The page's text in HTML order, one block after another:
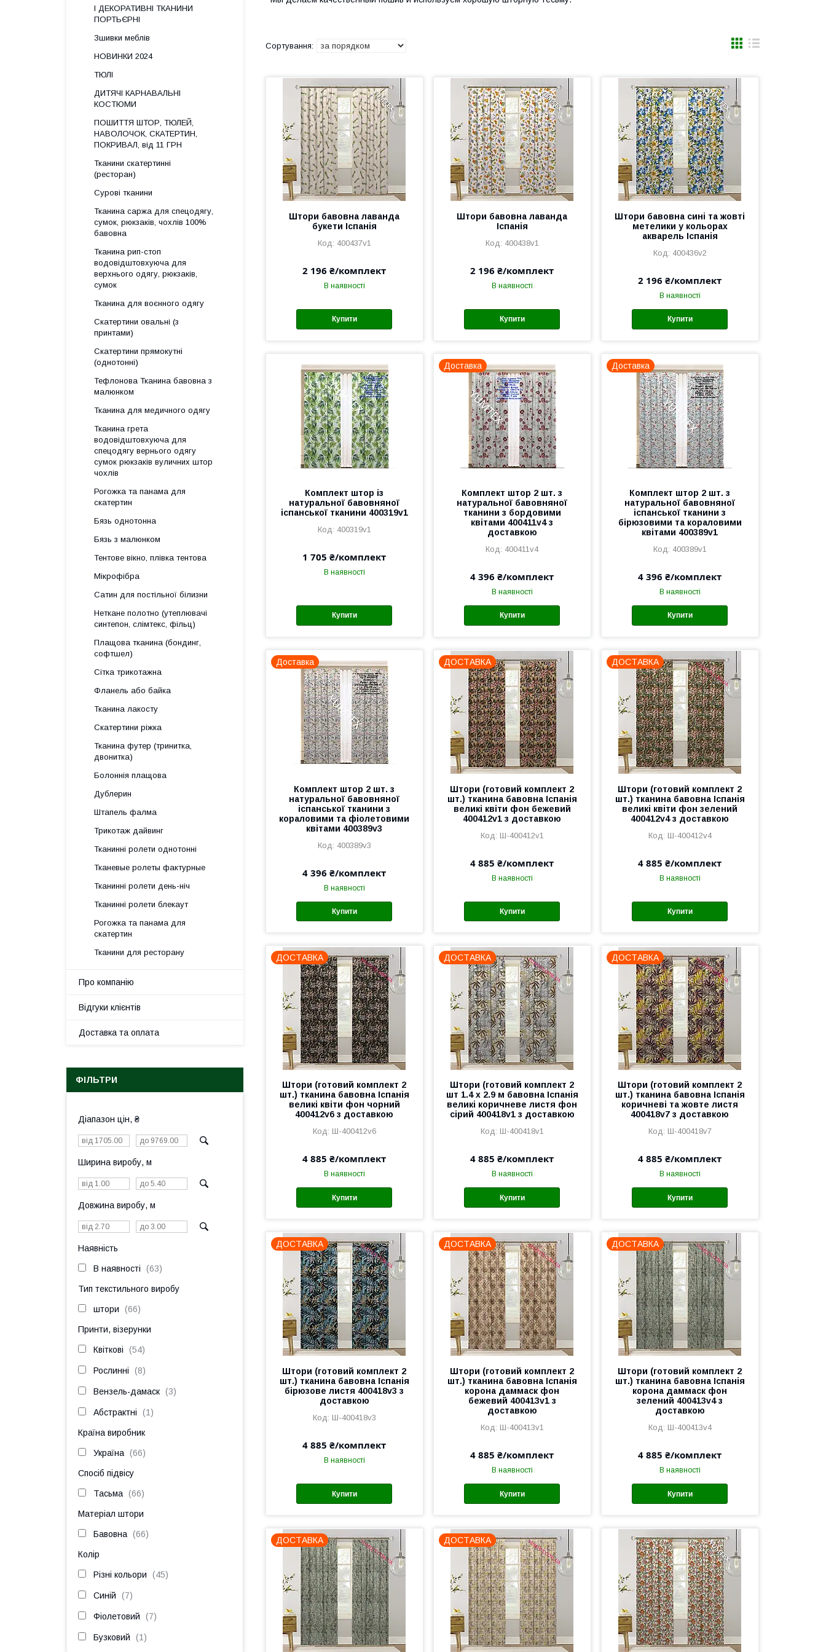
Штори бавовна лаванда
букети Іспанія
400437v1
2 196 ₴/комплект
В наявності
Купити
Штори бавовна лаванда
Іспанія
400438v1
2 196 ₴/комплект
В наявності
Купити
Штори бавовна сині та жовті
метелики у кольорах
акварель Іспанія
400436v2
2 196 ₴/комплект
В наявності
Купити
Комплект штор із
натуральної бавовняної
іспанської тканини 400319v1
400319v1
1 705 ₴/комплект
В наявності
Купити
Доставка
Комплект штор 2 шт. з
натуральної бавовняної
тканини з бордовими
квітами 400411v4 з
доставкою
400411v4
4 396 ₴/комплект
В наявності
Купити
Доставка
Комплект штор 2 шт. з
натуральної бавовняної
іспанської тканини з
бірюзовими та кораловими
квітами 400389v1
400389v1
4 396 ₴/комплект
В наявності
Купити
Доставка
Комплект штор 2 шт. з
натуральної бавовняної
іспанської тканини з
кораловими та фіолетовими
квітами 400389v3
400389v3
4 396 ₴/комплект
В наявності
Купити
ДОСТАВКА
Штори (готовий комплект 2
шт.) тканина бавовна Іспанія
великі квіти фон бежевий
400412v1 з доставкою
Ш-400412v1
4 885 ₴/комплект
В наявності
Купити
ДОСТАВКА
Штори (готовий комплект 2
шт.) тканина бавовна Іспанія
великі квіти фон зелений
400412v4 з доставкою
Ш-400412v4
4 885 ₴/комплект
В наявності
Купити
ДОСТАВКА
Штори (готовий комплект 2
шт.) тканина бавовна Іспанія
великі квіти фон чорний
400412v6 з доставкою
Ш-400412v6
4 885 ₴/комплект
В наявності
Купити
ДОСТАВКА
Штори (готовий комплект 2
шт 1.4 х 2.9 м бавовна Іспанія
великі коричневе листя фон
сірий 400418v1 з доставкою
Ш-400418v1
4 885 ₴/комплект
В наявності
Купити
ДОСТАВКА
Штори (готовий комплект 2
шт.) тканина бавовна Іспанія
коричневі та жовте листя
400418v7 з доставкою
Ш-400418v7
4 885 ₴/комплект
В наявності
Купити
ДОСТАВКА
Штори (готовий комплект 2
шт.) тканина бавовна Іспанія
бірюзове листя 400418v3 з
доставкою
Ш-400418v3
4 885 ₴/комплект
В наявності
Купити
ДОСТАВКА
Штори (готовий комплект 2
шт.) тканина бавовна Іспанія
корона даммаск фон
бежевий 400413v1 з
доставкою
Ш-400413v1
4 885 ₴/комплект
В наявності
Купити
ДОСТАВКА
Штори (готовий комплект 2
шт.) тканина бавовна Іспанія
корона даммаск фон
зелений 400413v4 з
доставкою
Ш-400413v4
4 885 ₴/комплект
В наявності
Купити
ДОСТАВКА ДОСТАВКА
І ДЕКОРАТИВНІ ТКАНИНИ
ПОРТЬЄРНІ
Зшивки меблів
НОВИНКИ 2024
ТЮЛІ
ДИТЯЧІ КАРНАВАЛЬНІ
КОСТЮМИ
ПОШИТТЯ ШТОР, ТЮЛЕЙ,
НАВОЛОЧОК, СКАТЕРТИН,
ПОКРИВАЛ, від 11 ГРН
Тканини скатертинні
(ресторан)
Сурові тканини
Тканина саржа для спецодягу,
сумок, рюкзаків, чохлів 100%
бавовна
Тканина рип-стоп
водовідштовхуюча для
верхнього одягу, рюкзаків,
сумок
Тканина для воєнного одягу
Скатертини овальні (з
принтами)
Скатертини прямокутні
(однотонні)
Тефлонова Тканина бавовна з
малюнком
Тканина для медичного одягу
Тканина грета
водовідштовхуюча для
спецодягу вернього одягу
сумок рюкзаків вуличних штор
чохлів
Рогожка та панама для
скатертин
Бязь однотонна
Бязь з малюнком
Тентове вікно, плівка тентова
Мікрофібра
Сатин для постільної білизни
Неткане полотно (утеплювачі
синтепон, слімтекс, фільц)
Плащова тканина (бондинг,
софтшел)
Сітка трикотажна
Фланель або байка
Тканина лакосту
Скатертини ріжка
Тканина футер (тринитка,
двонитка)
Болоннія плащова
Дублерин
Штапель фалма
Трикотаж дайвинг
Тканинні ролети однотонні
Тканевые ролеты фактурные
Тканинні ролети день-ніч
Тканинні ролети блекаут
Рогожка та панама для
скатертин
Тканини для ресторану
Про компанію
Відгуки клієнтів
Доставка та оплата
ФІЛЬТРИ
Діапазон цін, ₴
Ширина виробу, м
Довжина виробу, м
Наявність
В наявності 63
Тип текстильного виробу
штори 66
Принти, візерунки
Квіткові 54
Рослинні 8
Вензель-дамаск 3
Абстрактні 1
Країна виробник
Україна 66
Спосіб підвісу
Тасьма 66
Матеріал штори
Бавовна 66
Колір
Різні кольори 45
Синій 7
Фіолетовий 7
Бузковий 1